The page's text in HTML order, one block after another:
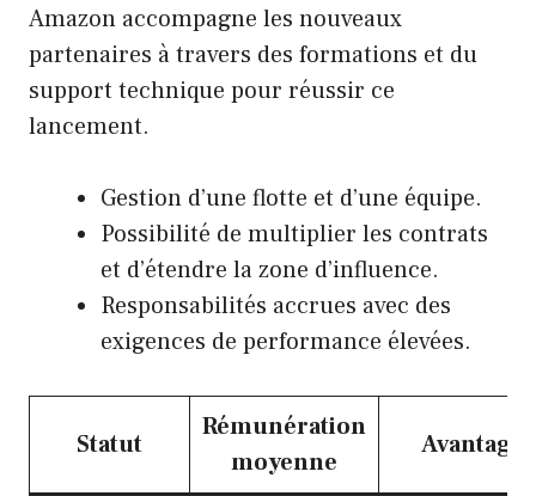
Amazon accompagne les nouveaux
partenaires à travers des formations et du
support technique pour réussir ce
lancement.
Gestion d’une flotte et d’une équipe.
Possibilité de multiplier les contrats
et d’étendre la zone d’influence.
Responsabilités accrues avec des
exigences de performance élevées.
Statut
Rémunération
moyenne
Avantages